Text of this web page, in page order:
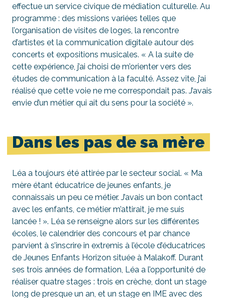
effectue un service civique de médiation culturelle. Au
programme : des missions variées telles que
l’organisation de visites de loges, la rencontre
d’artistes et la communication digitale autour des
concerts et expositions musicales. « A la suite de
cette expérience, j’ai choisi de m’orienter vers des
études de communication à la faculté. Assez vite, j’ai
réalisé que cette voie ne me correspondait pas. J’avais
envie d’un métier qui ait du sens pour la société ».
Dans les pas de sa mère
Léa a toujours été attirée par le secteur social. « Ma
mère étant éducatrice de jeunes enfants, je
connaissais un peu ce métier. J’avais un bon contact
avec les enfants, ce métier m’attirait, je me suis
lancée ! ». Léa se renseigne alors sur les différentes
écoles, le calendrier des concours et par chance
parvient à s’inscrire in extremis à l’école d’éducatrices
de Jeunes Enfants Horizon située à Malakoff. Durant
ses trois années de formation, Léa a l’opportunité de
réaliser quatre stages : trois en crèche, dont un stage
long de presque un an, et un stage en IME avec des